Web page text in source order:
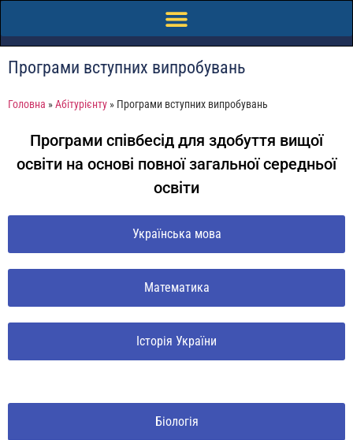
Програми вступних випробувань
Головна »Абітурієнту » Програми вступних випробувань
Програми співбесід для здобуття вищої
освіти на основі повної загальної середньої
освіти
Українська мова
Математика
Історія України
Біологія